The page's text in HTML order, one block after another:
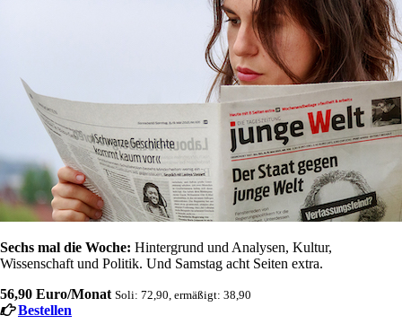
Sechs mal die Woche: Hintergrund und Analysen, Kultur,
Wissenschaft und Politik. Und Samstag acht Seiten extra.
56,90 Euro/Monat Soli: 72,90, ermäßigt: 38,90
Bestellen